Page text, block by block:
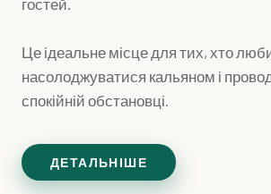
Це ідеальне місце для тих, хто
насолоджуватися кальяном і
спокійній обстановці.
ДЕТАЛЬНІШЕ